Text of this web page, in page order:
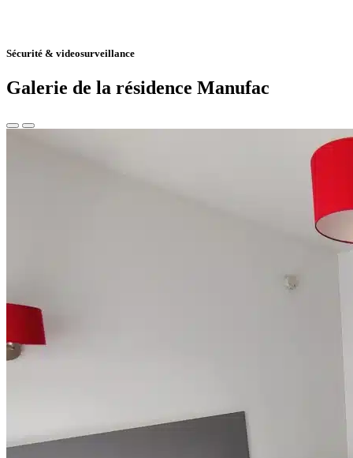
Sécurité & videosurveillance
Galerie de la résidence Manufac